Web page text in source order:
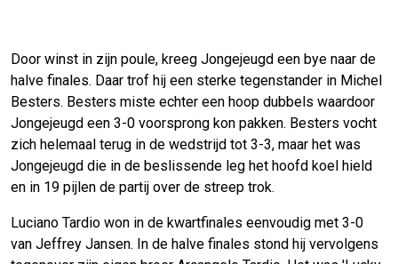
Door winst in zijn poule, kreeg Jongejeugd een bye naar de
halve finales. Daar trof hij een sterke tegenstander in Michel
Besters. Besters miste echter een hoop dubbels waardoor
Jongejeugd een 3-0 voorsprong kon pakken. Besters vocht
zich helemaal terug in de wedstrijd tot 3-3, maar het was
Jongejeugd die in de beslissende leg het hoofd koel hield
en in 19 pijlen de partij over de streep trok.
Luciano Tardio won in de kwartfinales eenvoudig met 3-0
van Jeffrey Jansen. In de halve finales stond hij vervolgens